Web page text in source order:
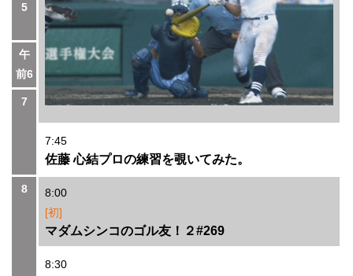
5
午
前6
7
7:45
佐藤 心結プロの練習を覗いてみた。
8
8:00
[初]
マダムシンコのゴル友！２#269
8:30